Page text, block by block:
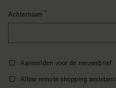
Achternaam
Aanmelden voor de nieuwsbrief
Allow remote shopping